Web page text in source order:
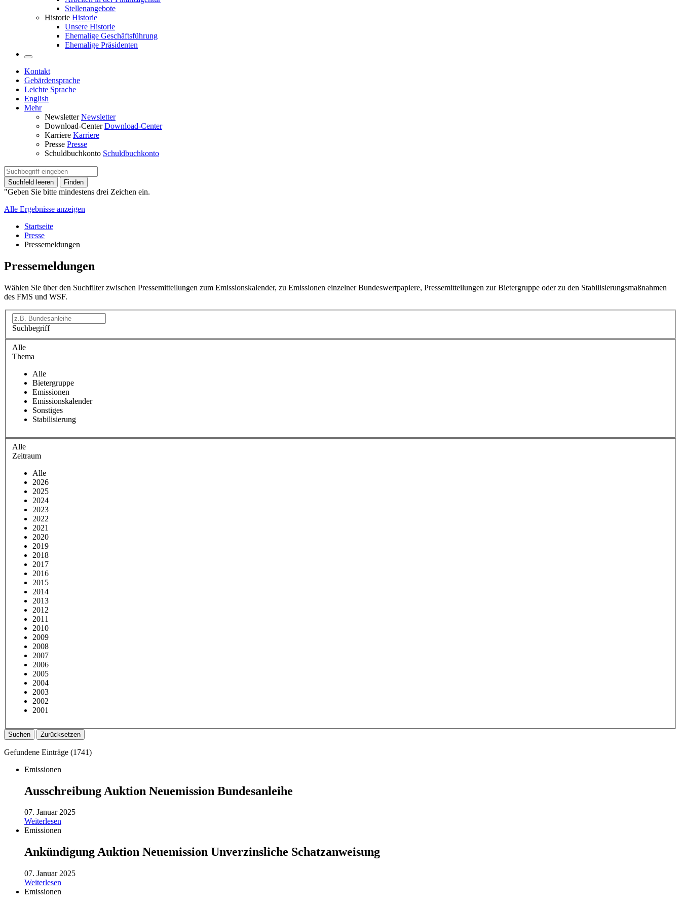
Stellenangebote
Historie Historie
Unsere Historie
Ehemalige Geschäftsführung
Ehemalige Präsidenten
Kontakt
Gebärdensprache
Leichte Sprache
English
Mehr
Newsletter Newsletter
Download-Center Download-Center
Karriere Karriere
Presse Presse
Schuldbuchkonto Schuldbuchkonto
Suchfeld leeren Finden
"Geben Sie bitte mindestens drei Zeichen ein.
Alle Ergebnisse anzeigen
Startseite
Presse
Pressemeldungen
Pressemeldungen
Wählen Sie über den Suchfilter zwischen Pressemitteilungen zum Emissionskalender, zu Emissionen einzelner Bundeswertpapiere, Pressemitteilungen zur Bietergruppe oder zu den Stabilisierungsmaßnahmen
des FMS und WSF.
Suchbegriff
Alle
Thema
Alle
Bietergruppe
Emissionen
Emissionskalender
Sonstiges
Stabilisierung
Alle
Zeitraum
Alle
2026
2025
2024
2023
2022
2021
2020
2019
2018
2017
2016
2015
2014
2013
2012
2011
2010
2009
2008
2007
2006
2005
2004
2003
2002
2001
Suchen Zurücksetzen
Gefundene Einträge (1741)
Emissionen
Ausschreibung Auktion Neuemission Bundesanleihe
07. Januar 2025
Weiterlesen
Emissionen
Ankündigung Auktion Neuemission Unverzinsliche Schatzanweisung
07. Januar 2025
Weiterlesen
Emissionen